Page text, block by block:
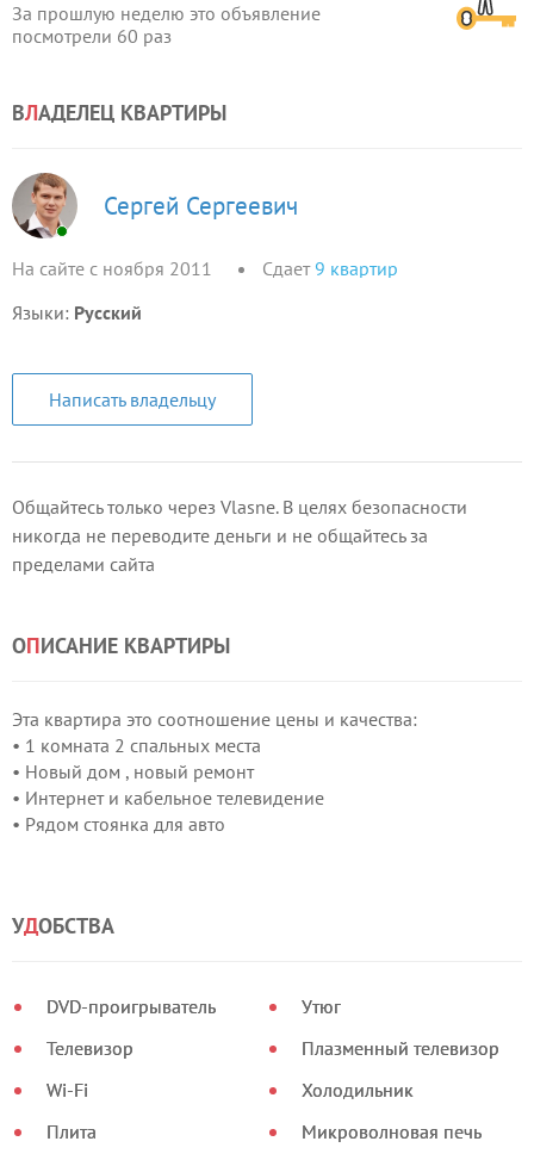
За прошлую неделю это объявление
посмотрели 60 раз
ВЛАДЕЛЕЦ КВАРТИРЫ
Сергей Сергеевич
На сайте с ноября 2011 Сдает9 квартир
Языки: Русский
Написать владельцу
Общайтесь только через Vlasne. В целях безопасности
никогда не переводите деньги и не общайтесь за
пределами сайта
ОПИСАНИЕ КВАРТИРЫ
Эта квартира это соотношение цены и качества:
• 1 комната 2 спальных места
• Новый дом , новый ремонт
• Интернет и кабельное телевидение
• Рядом стоянка для авто
Почувствуйте себя как дома. Звоните.
УДОБСТВА
DVD-проигрыватель
Телевизор
Wi-Fi
Плита
Утюг
Плазменный телевизор
Холодильник
Микроволновая печь